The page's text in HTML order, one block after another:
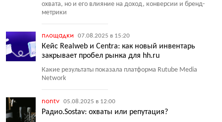
охвата, но и его влияние на доход, конверсии и бренд-
метрики
площадки 07.08.2025 в 15:20
Кейс Realweb и Centra: как новый инвентарь
закрывает пробел рынка для hh.ru
Какие результаты показала платформа Rutube Media
Network
nontv 05.08.2025 в 12:00
Радио.Sostav: охваты или репутация?